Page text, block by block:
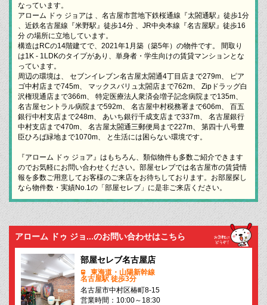
なっています。
アローム ドゥ ジョアは 、名古屋市営地下鉄桜通線『太閤通駅』徒歩1分
、近鉄名古屋線『米野駅』徒歩14分 、JR中央本線『名古屋駅』徒歩16
分 の場所に立地しています。
構造はRCの14階建てで、2021年1月築（築5年）の物件です。 間取り
は1K - 1LDKのタイプがあり、単身者・学生向けの賃貸マンションとな
っています。
周辺の環境は、 セブンイレブン名古屋太閤通4丁目店まで279m、 ピア
ゴ中村店まで745m、 マックスバリュ太閤店まで762m、 Zipドラッグ白
沢権現通店まで366m、 特定医療法人衆済会増子記念病院まで135m、
名古屋セントラル病院まで592m、 名古屋中村税務署まで606m、 百五
銀行中村支店まで248m、 あいち銀行千成支店まで337m、 名古屋銀行
中村支店まで470m、 名古屋太閤通三郵便局まで227m、 第四十八号豊
臣ひろば緑地まで1070m、 と生活には困らない環境です。
『アローム ドゥ ジョア』はもちろん、類似物件も多数ご紹介できます
のでお気軽にお問い合わせください。部屋セレブでは名古屋市の賃貸情
報を多数ご用意してお客様のご来店をお待ちしております。お部屋探し
なら物件数・実績No.1の「部屋セレブ」に是非ご来店ください。
アローム ドゥ ジョ...のお問い合わせはこちら
部屋セレブ名古屋店
東海道・山陽新幹線
名古屋駅 徒歩3分
名古屋市中村区椿町8-15
営業時間：10:00～18:30